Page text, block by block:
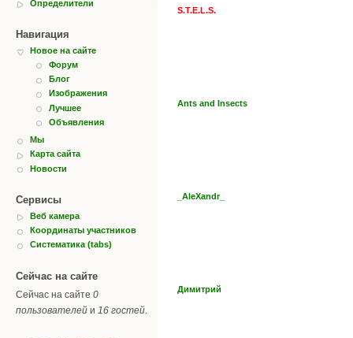
Определители
Навигация
Новое на сайте
Форум
Блог
Изображения
Лучшее
Объявления
Мы
Карта сайта
Новости
Сервисы
Веб камера
Координаты участников
Систематика (tabs)
Сейчас на сайте
Сейчас на сайте 0
пользователей и 16 гостей
S.T.E.L.S.
Ants and Insects
_AleXandr_
Димитрий